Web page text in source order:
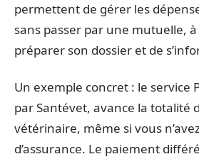
permettent de gérer les
sans passer par une mutuelle,
préparer son dossier et de
Un exemple concret : le service
par Santévet, avance la totalité
vétérinaire, même si vous
d’assurance. Le paiement